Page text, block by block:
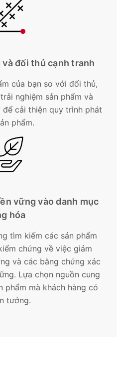
đối thủ cạnh tranh
của bạn so với đối thủ,
nghiệm sản phẩm và
cải thiện quy trình phát
phẩm.
vững vào danh mục
hóa
tìm kiếm các sản phẩm
chứng về việc giảm
và các bằng chứng xác
Lựa chọn nguồn cung
phẩm mà khách hàng có
tưởng.